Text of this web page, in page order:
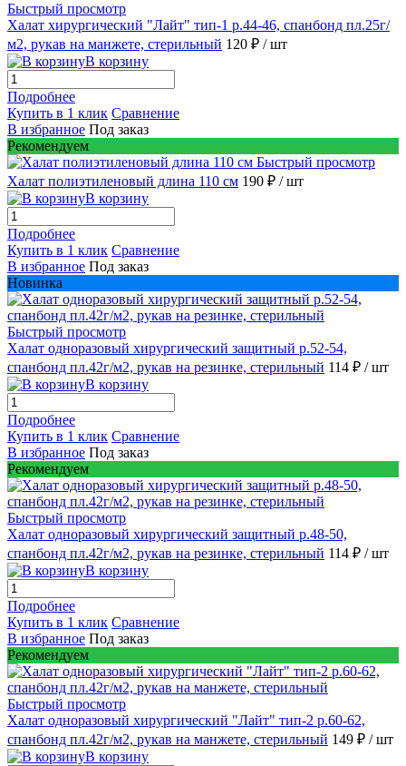
Быстрый просмотр
Халат хирургический "Лайт" тип-1 р.44-46, спанбонд пл.25г/
м2, рукав на манжете, стерильный 120 ₽ / шт
В корзину
Подробнее
Купить в 1 клик Сравнение
В избранное Под заказ
Рекомендуем
Быстрый просмотр
Халат полиэтиленовый длина 110 см 190 ₽ / шт
В корзину
Подробнее
Купить в 1 клик Сравнение
В избранное Под заказ
Новинка
Быстрый просмотр
Халат одноразовый хирургический защитный р.52-54,
спанбонд пл.42г/м2, рукав на резинке, стерильный 114 ₽ / шт
В корзину
Подробнее
Купить в 1 клик Сравнение
В избранное Под заказ
Рекомендуем
Быстрый просмотр
Халат одноразовый хирургический защитный р.48-50,
спанбонд пл.42г/м2, рукав на резинке, стерильный 114 ₽ / шт
В корзину
Подробнее
Купить в 1 клик Сравнение
В избранное Под заказ
Рекомендуем
Быстрый просмотр
Халат одноразовый хирургический "Лайт" тип-2 р.60-62,
спанбонд пл.42г/м2, рукав на манжете, стерильный 149 ₽ / шт
В корзину